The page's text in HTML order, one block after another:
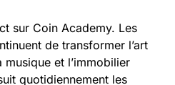
sur Coin Academy. Les
de transformer l’art
et l’immobilier
quotidiennement les